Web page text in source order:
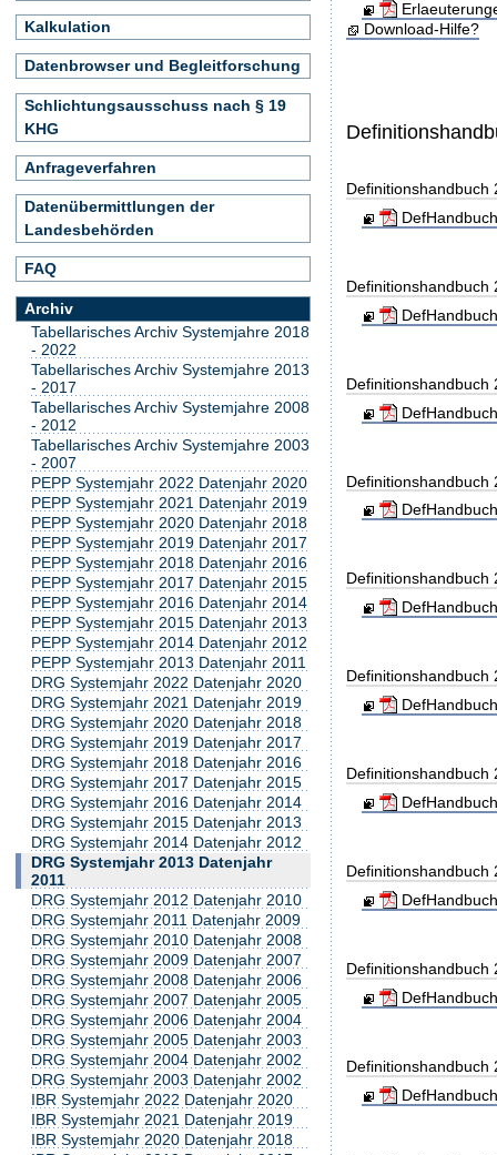
Download-Hilfe?
Definitionshandbuch
Definitionshandbuch
Definitionshandbuch
Definitionshandbuch
Definitionshandbuch
Definitionshandbuch
Definitionshandbuch
Definitionshandbuch
Definitionshandbuch
Definitionshandbuch
Kalkulation
Datenbrowser und Begleitforschung
Schlichtungsausschuss nach § 19
KHG
Anfrageverfahren
Datenübermittlungen der
Landesbehörden
FAQ
Archiv
Tabellarisches Archiv Systemjahre 2018
- 2022
Tabellarisches Archiv Systemjahre 2013
- 2017
Tabellarisches Archiv Systemjahre 2008
- 2012
Tabellarisches Archiv Systemjahre 2003
- 2007
PEPP Systemjahr 2022 Datenjahr 2020
PEPP Systemjahr 2021 Datenjahr 2019
PEPP Systemjahr 2020 Datenjahr 2018
PEPP Systemjahr 2019 Datenjahr 2017
PEPP Systemjahr 2018 Datenjahr 2016
PEPP Systemjahr 2017 Datenjahr 2015
PEPP Systemjahr 2016 Datenjahr 2014
PEPP Systemjahr 2015 Datenjahr 2013
PEPP Systemjahr 2014 Datenjahr 2012
PEPP Systemjahr 2013 Datenjahr 2011
DRG Systemjahr 2022 Datenjahr 2020
DRG Systemjahr 2021 Datenjahr 2019
DRG Systemjahr 2020 Datenjahr 2018
DRG Systemjahr 2019 Datenjahr 2017
DRG Systemjahr 2018 Datenjahr 2016
DRG Systemjahr 2017 Datenjahr 2015
DRG Systemjahr 2016 Datenjahr 2014
DRG Systemjahr 2015 Datenjahr 2013
DRG Systemjahr 2014 Datenjahr 2012
DRG Systemjahr 2013 Datenjahr
2011
DRG Systemjahr 2012 Datenjahr 2010
DRG Systemjahr 2011 Datenjahr 2009
DRG Systemjahr 2010 Datenjahr 2008
DRG Systemjahr 2009 Datenjahr 2007
DRG Systemjahr 2008 Datenjahr 2006
DRG Systemjahr 2007 Datenjahr 2005
DRG Systemjahr 2006 Datenjahr 2004
DRG Systemjahr 2005 Datenjahr 2003
DRG Systemjahr 2004 Datenjahr 2002
DRG Systemjahr 2003 Datenjahr 2002
IBR Systemjahr 2022 Datenjahr 2020
IBR Systemjahr 2021 Datenjahr 2019
IBR Systemjahr 2020 Datenjahr 2018